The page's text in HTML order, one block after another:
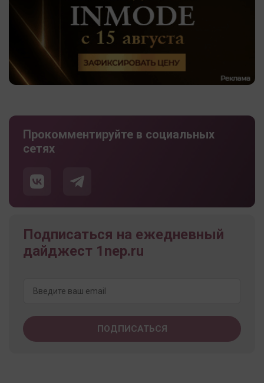
Прокомментируйте в социальных
сетях
Подписаться на ежедневный
дайджест 1nep.ru